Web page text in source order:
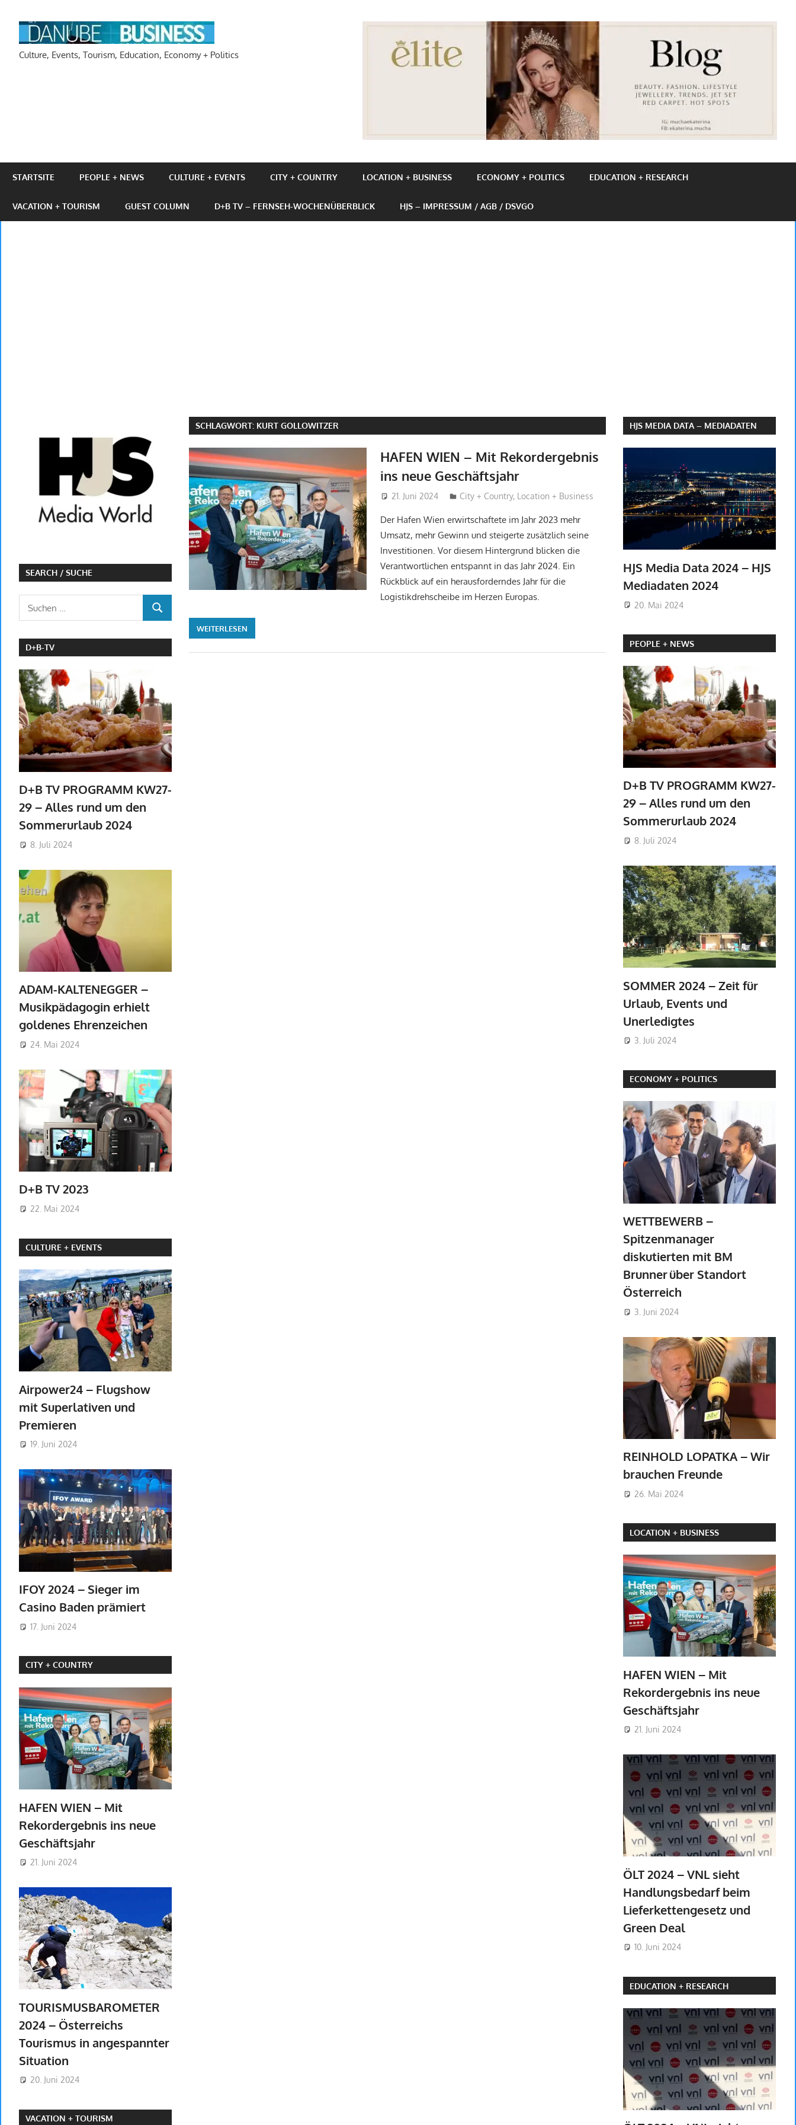
Inhalt
springen
Culture, Events, Tourism, Education, Economy + Politics
STARTSITE PEOPLE + NEWS CULTURE + EVENTS CITY + COUNTRY LOCATION + BUSINESS ECONOMY + POLITICS EDUCATION + RESEARCH
VACATION + TOURISM GUEST COLUMN D+B TV – FERNSEH-WOCHENÜBERBLICK HJS – IMPRESSUM / AGB / DSVGO
SCHLAGWORT: KURT GOLLOWITZER
HAFEN WIEN – Mit Rekordergebnis
ins neue Geschäftsjahr
21. Juni 2024 Hans-Joachim Schlobach
City + Country, Location + Business
Der Hafen Wien erwirtschaftete im Jahr 2023 mehr
Umsatz, mehr Gewinn und steigerte zusätzlich seine
Investitionen. Vor diesem Hintergrund blicken die
Verantwortlichen entspannt in das Jahr 2024. Ein
Rückblick auf ein herausforderndes Jahr für die
Logistikdrehscheibe im Herzen Europas.
WEITERLESEN
SEARCH / SUCHE
SUCHEN
D+B-TV
D+B TV PROGRAMM KW27-
29 – Alles rund um den
Sommerurlaub 2024
8. Juli 2024
ADAM-KALTENEGGER –
Musikpädagogin erhielt
goldenes Ehrenzeichen
24. Mai 2024
D+B TV 2023
22. Mai 2024
CULTURE + EVENTS
Airpower24 – Flugshow
mit Superlativen und
Premieren
19. Juni 2024
IFOY 2024 – Sieger im
Casino Baden prämiert
17. Juni 2024
CITY + COUNTRY
HAFEN WIEN – Mit
Rekordergebnis ins neue
Geschäftsjahr
21. Juni 2024
TOURISMUSBAROMETER
2024 – Österreichs
Tourismus in angespannter
Situation
20. Juni 2024
VACATION + TOURISM
HJS MEDIA DATA – MEDIADATEN
HJS Media Data 2024 – HJS
Mediadaten 2024
20. Mai 2024
PEOPLE + NEWS
D+B TV PROGRAMM KW27-
29 – Alles rund um den
Sommerurlaub 2024
8. Juli 2024
SOMMER 2024 – Zeit für
Urlaub, Events und
Unerledigtes
3. Juli 2024
ECONOMY + POLITICS
WETTBEWERB –
Spitzenmanager
diskutierten mit BM
Brunner über Standort
Österreich
3. Juni 2024
REINHOLD LOPATKA – Wir
brauchen Freunde
26. Mai 2024
LOCATION + BUSINESS
HAFEN WIEN – Mit
Rekordergebnis ins neue
Geschäftsjahr
21. Juni 2024
ÖLT 2024 – VNL sieht
Handlungsbedarf beim
Lieferkettengesetz und
Green Deal
10. Juni 2024
EDUCATION + RESEARCH